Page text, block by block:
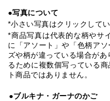
●写真について
*小さい写真はクリックして
*商品写真は代表的な柄やサ
に「アソート」や「色柄ア
ズや柄が違っている場合が
るために複数個写っている
ト商品ではありません。
●ブルキナ・ガーナのかご